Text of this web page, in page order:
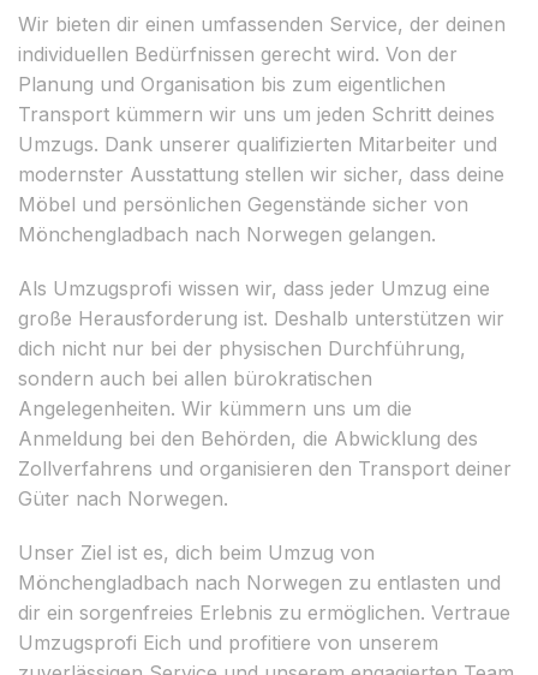
Wir bieten dir einen umfassenden Service, der deinen
individuellen Bedürfnissen gerecht wird. Von der
Planung und Organisation bis zum eigentlichen
Transport kümmern wir uns um jeden Schritt deines
Umzugs. Dank unserer qualifizierten Mitarbeiter und
modernster Ausstattung stellen wir sicher, dass deine
Möbel und persönlichen Gegenstände sicher von
Mönchengladbach nach Norwegen gelangen.
Als Umzugsprofi wissen wir, dass jeder Umzug eine
große Herausforderung ist. Deshalb unterstützen wir
dich nicht nur bei der physischen Durchführung,
sondern auch bei allen bürokratischen
Angelegenheiten. Wir kümmern uns um die
Anmeldung bei den Behörden, die Abwicklung des
Zollverfahrens und organisieren den Transport deiner
Güter nach Norwegen.
Unser Ziel ist es, dich beim Umzug von
Mönchengladbach nach Norwegen zu entlasten und
dir ein sorgenfreies Erlebnis zu ermöglichen. Vertraue
Umzugsprofi Eich und profitiere von unserem